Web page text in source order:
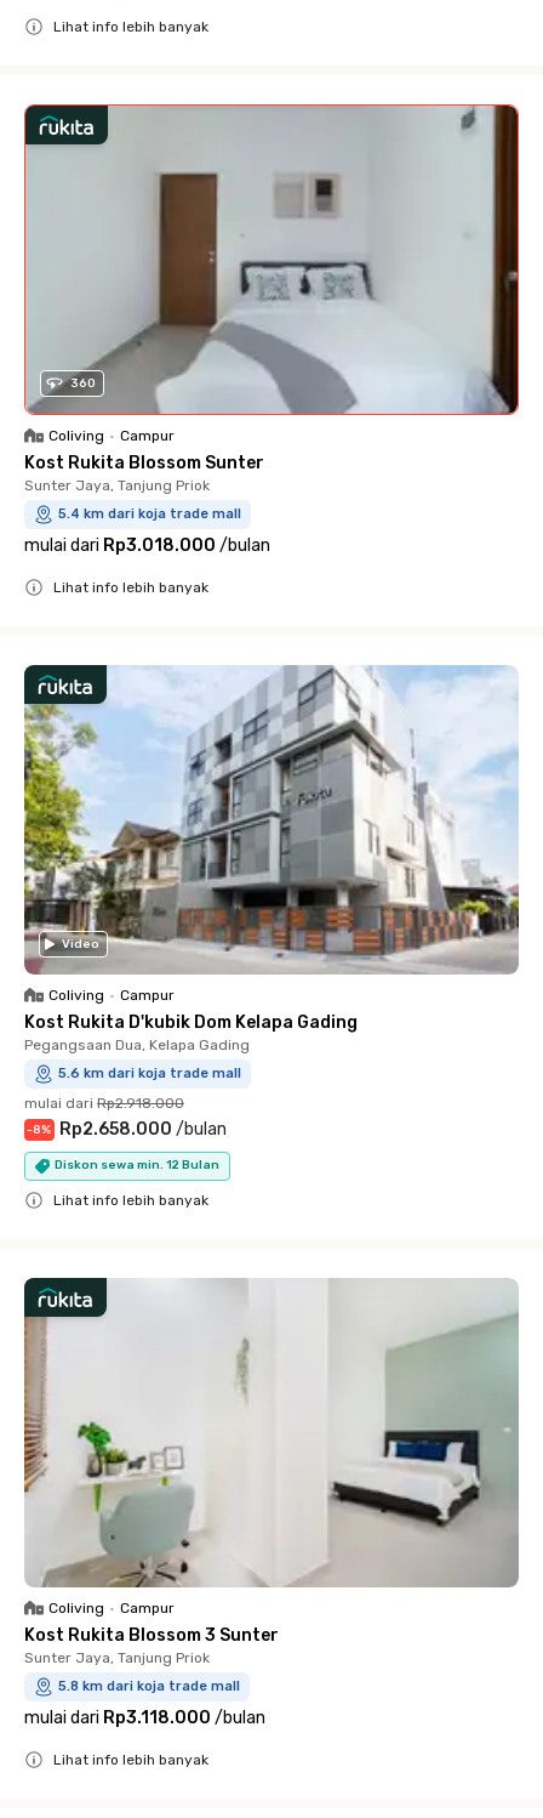
Lihat info lebih banyak
360
Coliving • Campur
Kost Rukita Blossom Sunter
Sunter Jaya, Tanjung Priok
5.4 km dari koja trade mall
mulai dari Rp3.018.000 /bulan
Lihat info lebih banyak
Video
Coliving • Campur
Kost Rukita D'kubik Dom Kelapa Gading
Pegangsaan Dua, Kelapa Gading
5.6 km dari koja trade mall
mulai dari Rp2.918.000
-8% Rp2.658.000 /bulan
Diskon sewa min. 12 Bulan
Lihat info lebih banyak
Coliving • Campur
Kost Rukita Blossom 3 Sunter
Sunter Jaya, Tanjung Priok
5.8 km dari koja trade mall
mulai dari Rp3.118.000 /bulan
Lihat info lebih banyak